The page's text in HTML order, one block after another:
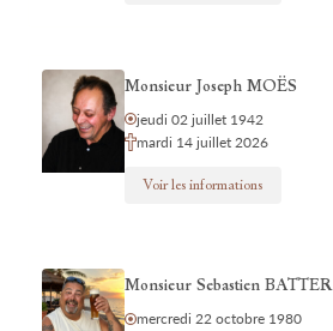
Monsieur Joseph MOËS
jeudi 02 juillet 1942
mardi 14 juillet 2026
Voir les informations
Monsieur Sebastien BATTER
mercredi 22 octobre 1980